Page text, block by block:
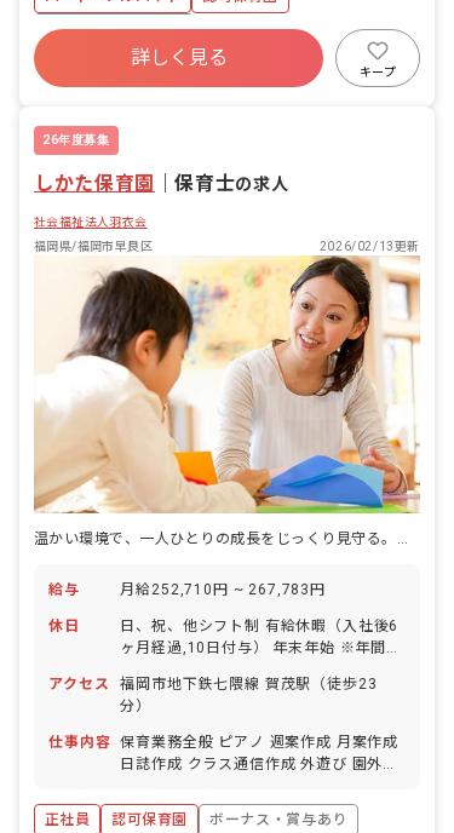
ボーナス・賞与あり
寮・住宅・家賃補助あり
社会保険完備
昇給昇進あり
詳しく見る
キープ
26年度募集
しかた保育園 ｜保育士の求人
社会福祉法人羽衣会
福岡県/福岡市早良区
2026/02/13更新
温かい環境で、一人ひとりの成長をじっくり見守る。そんな理想の保育をここで実現しましょう。
給与 月給252,710円 ~ 267,783円
休日
日、祝、他シフト制 有給休暇（入社後6
ヶ月経過,10日付与） 年末年始 ※年間休
アクセス
福岡市地下鉄七隈線 賀茂駅（徒歩23
分）
仕事内容 保育業務全般 ピアノ 週案作成 月案作成
日誌作成 クラス通信作成 外遊び 園外へ
正社員
認可保育園
ボーナス・賞与あり